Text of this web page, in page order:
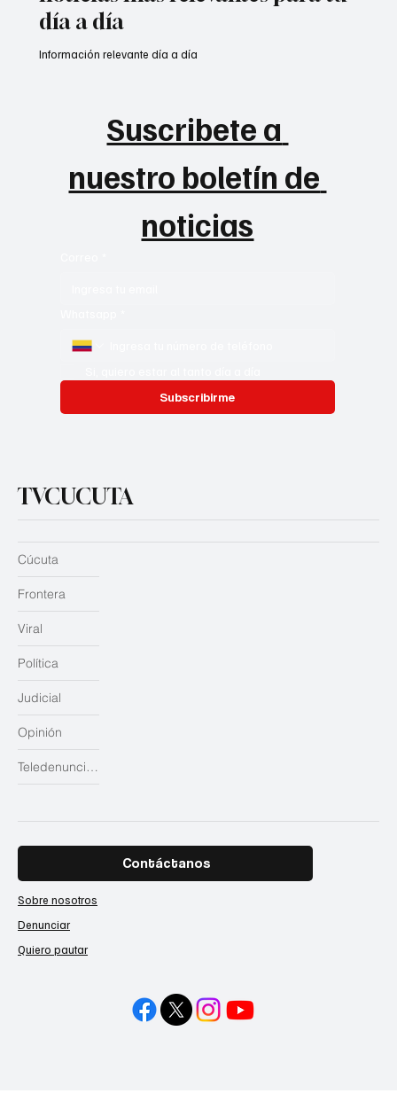
día a día
Suscribete a
nuestro boletín de
noticias
Subscribirme
Información relevante día a día
TVCUCUTA
Judicial
Opinión
Teledenuncias
Cúcuta
Frontera
Viral
Política
Contáctanos
Sobre nosotros
Denunciar
Quiero pautar